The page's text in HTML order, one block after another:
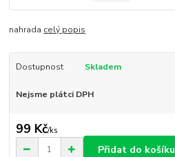
nahrada celý popis
Dostupnost Skladem
Nejsme plátci DPH
99 Kč/ks
Přidat do košíku